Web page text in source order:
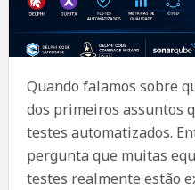
Quando falamos sobre
dos primeiros assuntos
testes automatizados.
pergunta que muitas
testes realmente estão